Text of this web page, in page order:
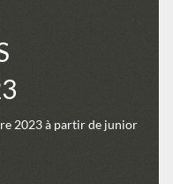
2023 à partir de junior